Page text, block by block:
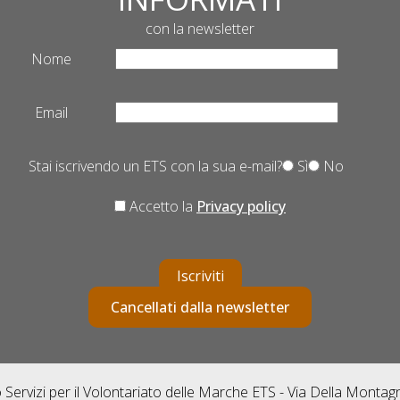
con la newsletter
Nome
Email
Stai iscrivendo un ETS con la sua e-mail? Sì No
Accetto la Privacy policy
Iscriviti
Cancellati dalla newsletter
Servizi per il Volontariato delle Marche ETS - Via Della